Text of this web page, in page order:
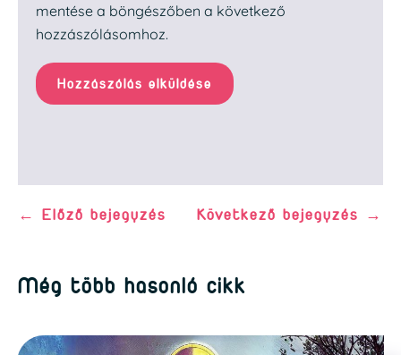
mentése a böngészőben a következő
hozzászólásomhoz.
Hozzászólás elküldése
← Előző bejegyzés Következő bejegyzés →
Még több hasonló cikk